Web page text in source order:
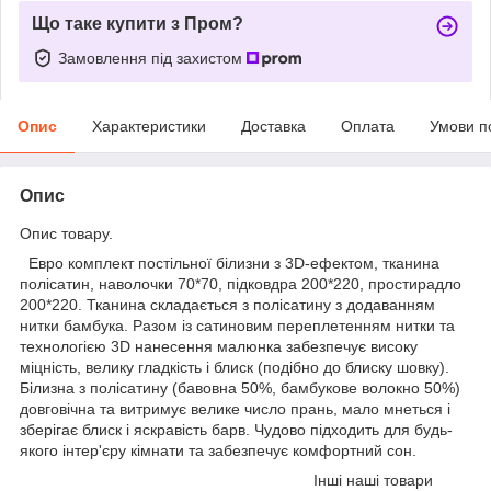
Що таке купити з Пром?
Замовлення під захистом
Опис Характеристики Доставка Оплата Умови
Опис
Опис товару.
Евро комплект постільної білизни з 3D-ефектом, тканина
полісатин, наволочки 70*70, підковдра 200*220, простирадло
200*220. Тканина складається з полісатину з додаванням
нитки бамбука. Разом із сатиновим переплетенням нитки та
технологією 3D нанесення малюнка забезпечує високу
міцність, велику гладкість і блиск (подібно до блиску шовку).
Білизна з полісатину (бавовна 50%, бамбукове волокно 50%)
довговічна та витримує велике число прань, мало мнеться і
зберігає блиск і яскравість барв. Чудово підходить для будь-
якого інтер'єру кімнати та забезпечує комфортний сон.
Інші наші товари